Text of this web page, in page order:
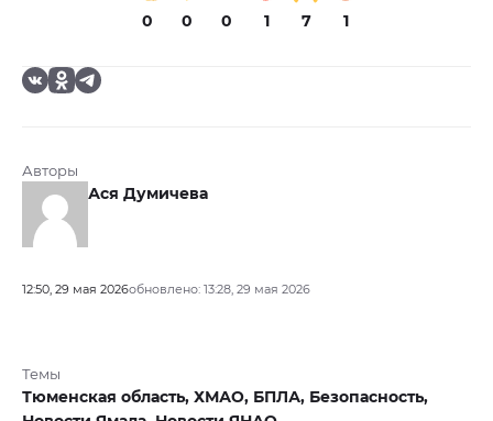
0 0 0 1 7 1
Авторы
Ася Думичева
12:50, 29 мая 2026обновлено: 13:28, 29 мая 2026
Темы
Тюменская область, ХМАО, БПЛА, Безопасность,